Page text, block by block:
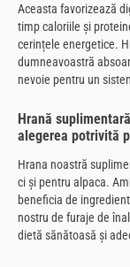
Aceasta favorizează
timp caloriile și
cerințele energetice.
dumneavoastră
nevoie pentru un
Hrană
alegerea potrivită
Hrana noastră
ci și pentru alpaca.
beneficia de
nostru de furaje de
dietă sănătoasă și